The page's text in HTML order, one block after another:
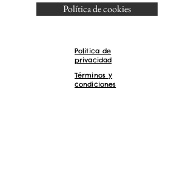
Política de cookies
Política de
privacidad
Términos y
condiciones